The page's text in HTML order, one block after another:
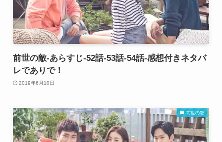
前世の敵-あらすじ-52話-53話-54話-感想付きネタバ
レでありで！
2019年6月10日
前世の敵